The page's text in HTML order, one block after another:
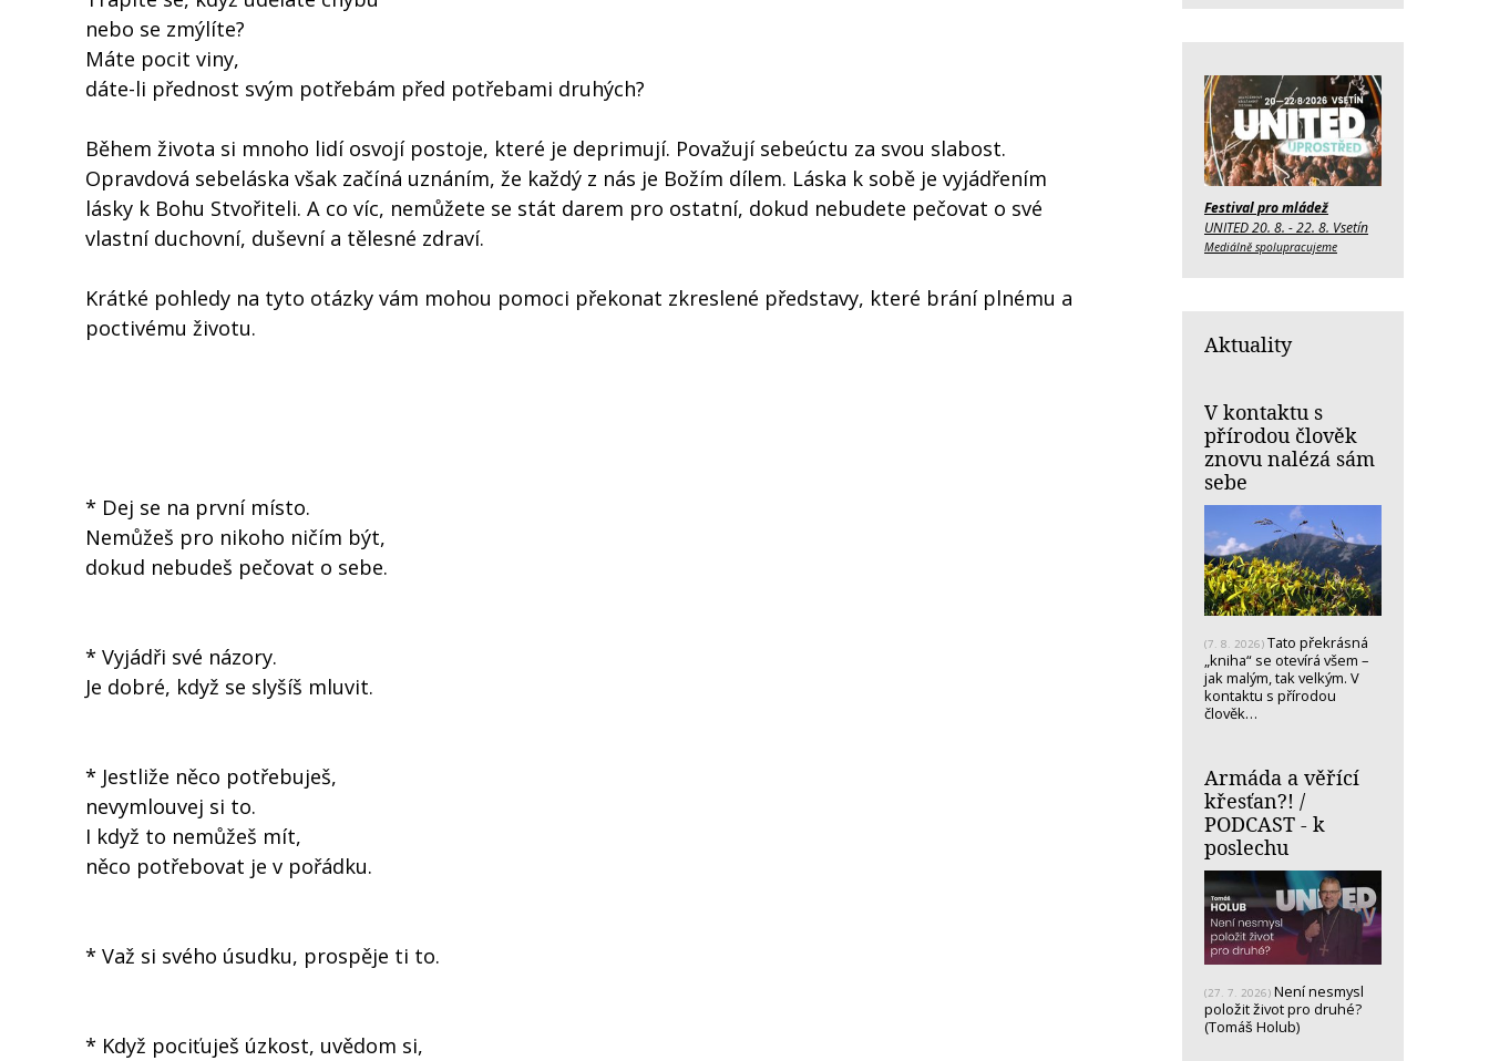
nebo se zmýlíte?
Máte pocit viny,
dáte-li přednost svým potřebám před potřebami druhých?
Během života si mnoho lidí osvojí postoje, které je deprimují. Považují sebeúctu za svou slabost.
Opravdová sebeláska však začíná uznáním, že každý z nás je Božím dílem. Láska k sobě je vyjádřením
lásky k Bohu Stvořiteli. A co víc, nemůžete se stát darem pro ostatní, dokud nebudete pečovat o své
vlastní duchovní, duševní a tělesné zdraví.
Krátké pohledy na tyto otázky vám mohou pomoci překonat zkreslené představy, které brání plnému a
poctivému životu.
* Dej se na první místo.
Nemůžeš pro nikoho ničím být,
dokud nebudeš pečovat o sebe.
* Vyjádři své názory.
Je dobré, když se slyšíš mluvit.
* Jestliže něco potřebuješ,
nevymlouvej si to.
I když to nemůžeš mít,
něco potřebovat je v pořádku.
* Važ si svého úsudku, prospěje ti to.
* Když pociťuješ úzkost, uvědom si,
Festival pro mládež
UNITED 20. 8. - 22. 8. Vsetín
Mediálně spolupracujeme
Aktuality
V kontaktu s
přírodou člověk
znovu nalézá sám
sebe
(7. 8. 2026) Tato překrásná
„kniha“ se otevírá všem –
jak malým, tak velkým. V
kontaktu s přírodou
člověk…
Armáda a věřící
křesťan?! /
PODCAST - k
poslechu
(27. 7. 2026) Není nesmysl
položit život pro druhé?
(Tomáš Holub)